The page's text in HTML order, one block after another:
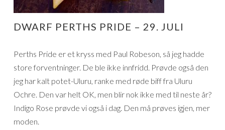
DWARF PERTHS PRIDE – 29. JULI
Perths Pride er et kryss med Paul Robeson, så jeg hadde
store forventninger. De ble ikke innfridd. Prøvde også den
jeg har kalt potet-Uluru, ranke med røde biff fra Uluru
Ochre. Den var helt OK, men blir nok ikke med til neste år?
Indigo Rose prøvde vi også i dag. Den må prøves igjen, mer
moden.